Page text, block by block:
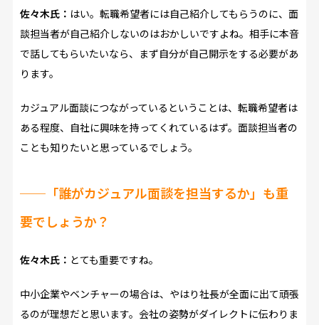
佐々木氏： はい。転職希望者には自己紹介してもらうのに、面
談担当者が自己紹介しないのはおかしいですよね。相手に本音
で話してもらいたいなら、まず自分が自己開示をする必要があ
ります。
カジュアル面談につながっているということは、転職希望者は
ある程度、自社に興味を持ってくれているはず。面談担当者の
ことも知りたいと思っているでしょう。
──「誰がカジュアル面談を担当するか」も重
要でしょうか？
佐々木氏： とても重要ですね。
中小企業やベンチャーの場合は、やはり社長が全面に出て頑張
るのが理想だと思います。会社の姿勢がダイレクトに伝わりま